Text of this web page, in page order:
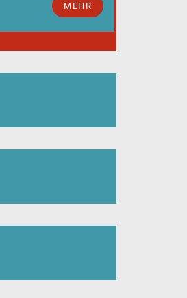
MEHR